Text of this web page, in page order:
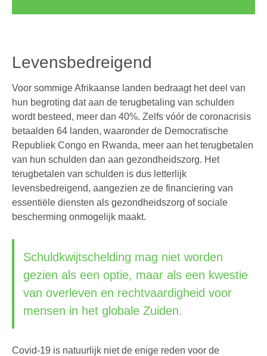
Levensbedreigend
Voor sommige Afrikaanse landen bedraagt het deel van
hun begroting dat aan de terugbetaling van schulden
wordt besteed, meer dan 40%. Zelfs vóór de coronacrisis
betaalden 64 landen, waaronder de Democratische
Republiek Congo en Rwanda, meer aan het terugbetalen
van hun schulden dan aan gezondheidszorg. Het
terugbetalen van schulden is dus letterlijk
levensbedreigend, aangezien ze de financiering van
essentiële diensten als gezondheidszorg of sociale
bescherming onmogelijk maakt.
Schuldkwijtschelding mag niet worden
gezien als een optie, maar als een kwestie
van overleven en rechtvaardigheid voor
mensen in het globale Zuiden.
Covid-19 is natuurlijk niet de enige reden voor de